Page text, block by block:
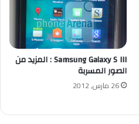
Samsung Galaxy S III : المزيد من
الصور المسربة
26 مارس, 2012